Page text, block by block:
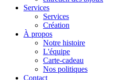
Services
Services
Création
À propos
Notre histoire
L'équipe
Carte-cadeau
Nos politiques
Contact